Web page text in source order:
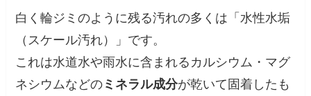
白く輪ジミのように残る汚れの多くは「水性水垢
（スケール汚れ）」です。
これは水道水や雨水に含まれるカルシウム・マグ
ネシウムなどの ミネラル成分が乾いて固着したも